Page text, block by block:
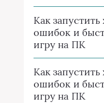
Как
ошибок и
игру на ПК
Как
ошибок и
игру на ПК